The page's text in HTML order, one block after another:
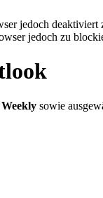
jedoch deaktiviert
jedoch zu
sowie